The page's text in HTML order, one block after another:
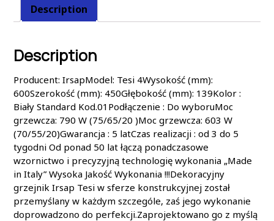
Description
Description
Producent: IrsapModel: Tesi 4Wysokość (mm):
600Szerokość (mm): 450Głębokość (mm): 139Kolor :
Biały Standard Kod.01Podłączenie : Do wyboruMoc
grzewcza: 790 W (75/65/20 )Moc grzewcza: 603 W
(70/55/20)Gwarancja : 5 latCzas realizacji : od 3 do 5
tygodni Od ponad 50 lat łączą ponadczasowe
wzornictwo i precyzyjną technologię wykonania „Made
in Italy” Wysoka Jakość Wykonania !!!Dekoracyjny
grzejnik Irsap Tesi w sferze konstrukcyjnej został
przemyślany w każdym szczególe, zaś jego wykonanie
doprowadzono do perfekcji.Zaprojektowano go z myślą